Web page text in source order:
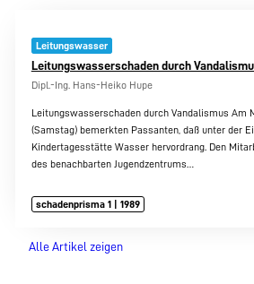
Leitungswasser
Leitungswasserschaden durch
Dipl.-Ing. Hans-Heiko Hupe
Leitungswasserschaden durch Vandalismus Am
(Samstag) bemerkten Passanten, daß unter der
Kindertagesstätte Wasser hervordrang. Den
des benachbarten Jugendzentrums…
schadenprisma 1 | 1989
Alle Artikel zeigen